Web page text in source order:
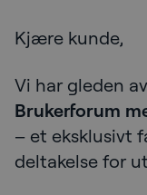
Kjære kunde,
Vi har gleden
Brukerforum
– et eksklusivt
deltakelse for